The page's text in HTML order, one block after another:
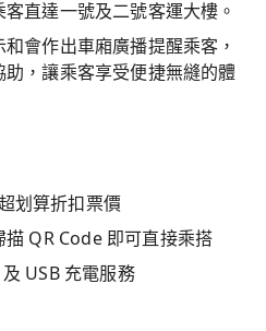
直達一號及二號客運大樓。
會作出車廂廣播提醒乘客，
，讓乘客享受便捷無縫的體
划算折扣票價
QR Code 即可直接乘搭
USB 充電服務